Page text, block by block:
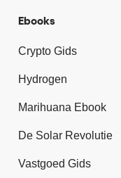
Ebooks
Crypto Gids
Hydrogen
Marihuana Ebook
De Solar Revolutie
Vastgoed Gids